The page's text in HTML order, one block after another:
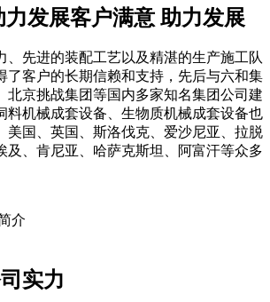
客户满意 助力发展
、先进的装配工艺以及精湛的生产施工队
了客户的长期信赖和支持，先后与六和集
北京挑战集团等国内多家知名集团公司建
料机械成套设备、生物质机械成套设备也
美国、英国、斯洛伐克、爱沙尼亚、拉脱
及、肯尼亚、哈萨克斯坦、阿富汗等众多
实力